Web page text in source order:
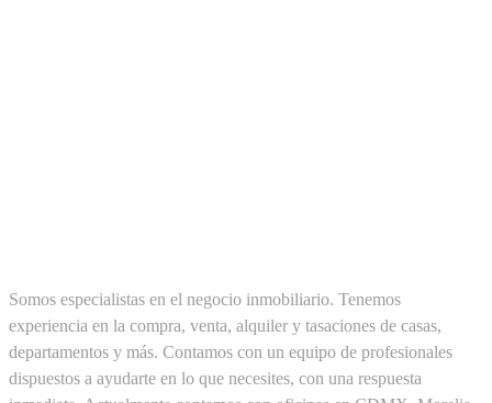
Somos especialistas en el negocio inmobiliario. Tenemos
experiencia en la compra, venta, alquiler y tasaciones de casas,
departamentos y más. Contamos con un equipo de profesionales
dispuestos a ayudarte en lo que necesites, con una respuesta